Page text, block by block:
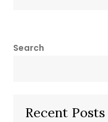
Search
Recent Posts